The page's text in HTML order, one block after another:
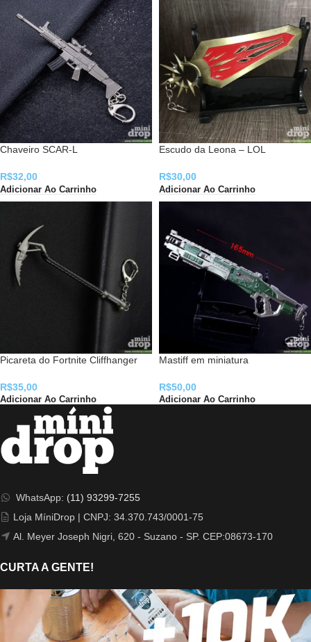
Chaveiro SCAR-L
R$32,00
Adicionar Ao Carrinho
Escudo da Leona – LOL
R$30,00
Adicionar Ao Carrinho
Picareta do Fortnite Cliffhanger
R$35,00
Adicionar Ao Carrinho
Mastiff em miniatura
R$50,00
Adicionar Ao Carrinho
WhatsApp: (11) 93299-7255
Loja MíniDrop | CNPJ: 34.370.743/0001-75
Al. Meyer Joseph Nigri, 620 - Suzano - SP. CEP:08673-170
CURTA A GENTE!